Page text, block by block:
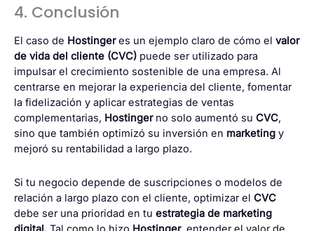
4. Conclusión
El caso de Hostingeres un ejemplo claro de cómo el valor
de vida del cliente (CVC) puede ser utilizado para
impulsar el crecimiento sostenible de una empresa. Al
centrarse en mejorar la experiencia del cliente, fomentar
la fidelización y aplicar estrategias de ventas
complementarias, Hostingerno solo aumentó su CVC,
sino que también optimizó su inversión en marketing y
mejoró su rentabilidad a largo plazo.
Si tu negocio depende de suscripciones o modelos de
relación a largo plazo con el cliente, optimizar el CVC
debe ser una prioridad en tu estrategia de marketing